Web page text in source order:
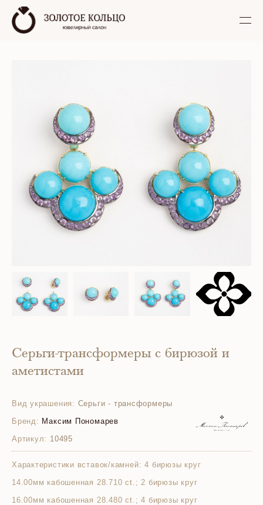
Серьги-трансформеры с бирюзой и
аметистами
Вид украшения: Серьги - трансформеры
Бренд: Максим Пономарев
Артикул: 10495
Характеристики вставок/камней: 4 бирюзы круг
14.00мм кабошенная 28.710 ct.; 2 бирюзы круг
16.00мм кабошенная 28.480 ct.; 4 бирюзы круг